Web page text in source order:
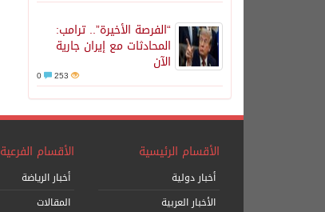
“الفرصة الأخيرة”.. ترامب:
المحادثات مع إيران جارية
الآن
253
الأقسام الرئيسية
أخبار دولية
الأخبار العربية
الأقسام الفرعية
أخبار الرياضة
المقالات